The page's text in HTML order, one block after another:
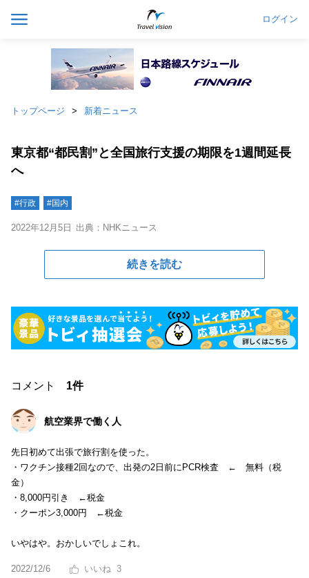
ログイン
トップページ 新着ニュース
東京都“都民割”と全国旅行支援の期限を1週間延長
へ
#行政 #国内
2022年12月5日 出典：NHKニュース
続きを読む
コメント 1件
航空業界で働く人
先日初めて出張で旅行割を使った。
・ワクチン接種2回なので、出発の2日前にPCR検査 ← 無料（税
金）
・8,000円引き ←税金
・クーポン3,000円 ←税金
いやはや。おかしいでしょこれ。
2022/12/6 3